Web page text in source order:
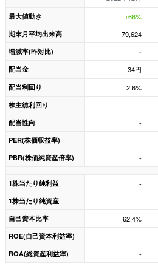
最大値動き +66%
期末月平均出来高 79,624
増減率(昨対比) -
配当金 34円
配当利回り 2.6%
株主総利回り -
配当性向 -
PER(株価収益率) -
PBR(株価純資産倍率) -
1株当たり純利益 -
1株当たり純資産 -
自己資本比率 62.4%
ROE(自己資本利益率) -
ROA(総資産利益率) -